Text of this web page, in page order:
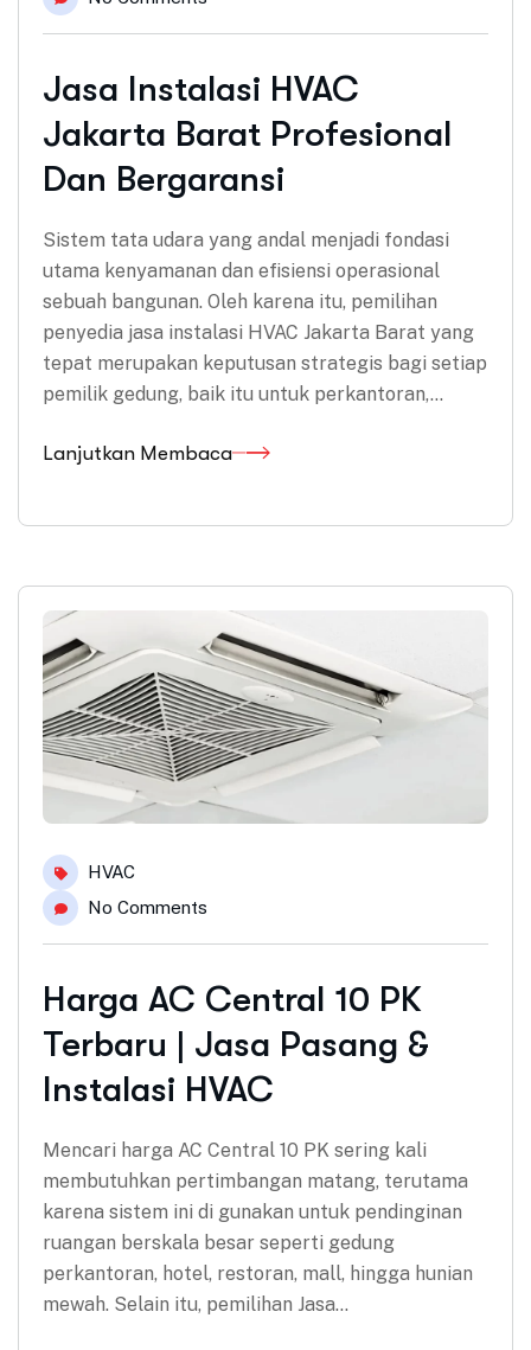
Jasa Instalasi HVAC
Jakarta Barat Profesional
Dan Bergaransi
Sistem tata udara yang andal menjadi fondasi
utama kenyamanan dan efisiensi operasional
sebuah bangunan. Oleh karena itu, pemilihan
penyedia jasa instalasi HVAC Jakarta Barat yang
tepat merupakan keputusan strategis bagi setiap
pemilik gedung, baik itu untuk perkantoran,…
Lanjutkan Membaca
HVAC
No Comments
Harga AC Central 10 PK
Terbaru | Jasa Pasang &
Instalasi HVAC
Mencari harga AC Central 10 PK sering kali
membutuhkan pertimbangan matang, terutama
karena sistem ini di gunakan untuk pendinginan
ruangan berskala besar seperti gedung
perkantoran, hotel, restoran, mall, hingga hunian
mewah. Selain itu, pemilihan Jasa…